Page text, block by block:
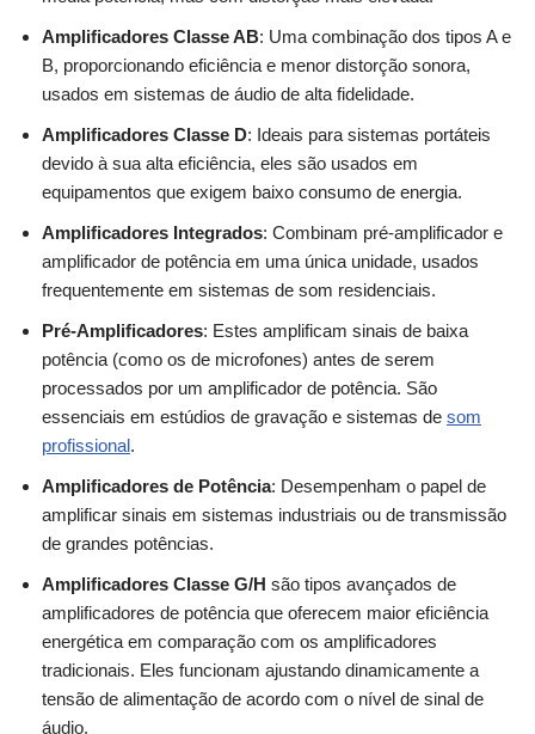
Amplificadores Classe AB: Uma combinação dos tipos A e
B, proporcionando eficiência e menor distorção sonora,
usados em sistemas de áudio de alta fidelidade.
Amplificadores Classe D: Ideais para sistemas portáteis
devido à sua alta eficiência, eles são usados em
equipamentos que exigem baixo consumo de energia.
Amplificadores Integrados: Combinam pré-amplificador e
amplificador de potência em uma única unidade, usados
frequentemente em sistemas de som residenciais.
Pré-Amplificadores: Estes amplificam sinais de baixa
potência (como os de microfones) antes de serem
processados por um amplificador de potência. São
essenciais em estúdios de gravação e sistemas de som
profissional.
Amplificadores de Potência: Desempenham o papel de
amplificar sinais em sistemas industriais ou de transmissão
de grandes potências.
Amplificadores Classe G/H são tipos avançados de
amplificadores de potência que oferecem maior eficiência
energética em comparação com os amplificadores
tradicionais. Eles funcionam ajustando dinamicamente a
tensão de alimentação de acordo com o nível de sinal de
áudio.